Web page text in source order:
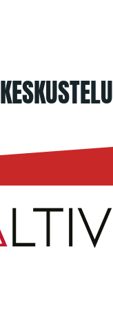
KESKUSTELU